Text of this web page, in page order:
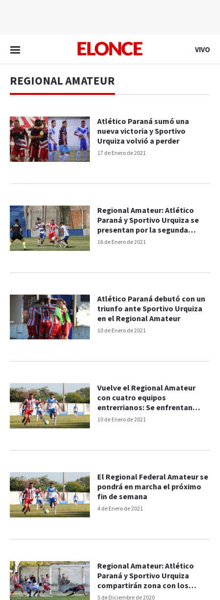
VIVO
REGIONAL AMATEUR
17 de Enero de 2021
Atlético Paraná sumó una
nueva victoria y Sportivo
Urquiza volvió a perder
16 de Enero de 2021
Regional Amateur: Atlético
Paraná y Sportivo Urquiza se
presentan por la segunda
fecha
10 de Enero de 2021
Atlético Paraná debutó con un
triunfo ante Sportivo Urquiza
en el Regional Amateur
10 de Enero de 2021
Vuelve el Regional Amateur
con cuatro equipos
entrerrianos: Se enfrentan
Sportivo y Paraná
4 de Enero de 2021
El Regional Federal Amateur se
pondrá en marcha el próximo
fin de semana
5 de Diciembre de 2020
Regional Amateur: Atlético
Paraná y Sportivo Urquiza
compartirán zona con los
entrerrianos